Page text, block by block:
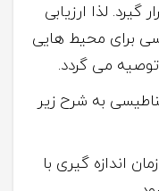
لذا ارزیابی
برای محیط هایی
توصیه می گردد.
به شرح زیر
اندازه گیری با